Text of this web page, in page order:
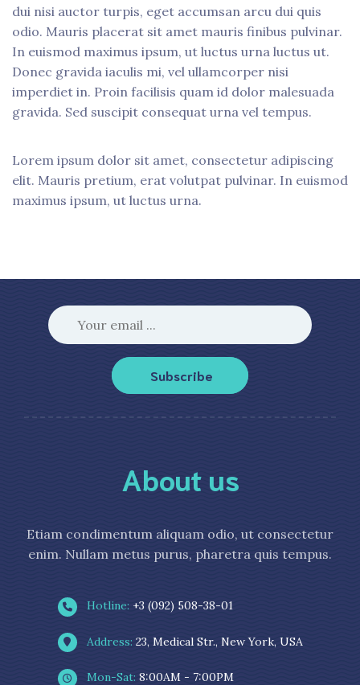
dui nisi auctor turpis, eget accumsan arcu dui quis
odio. Mauris placerat sit amet mauris finibus pulvinar.
In euismod maximus ipsum, ut luctus urna luctus ut.
Donec gravida iaculis mi, vel ullamcorper nisi
imperdiet in. Proin facilisis quam id dolor malesuada
gravida. Sed suscipit consequat urna vel tempus.
Lorem ipsum dolor sit amet, consectetur adipiscing
elit. Mauris pretium, erat volutpat pulvinar. In euismod
maximus ipsum, ut luctus urna.
Subscribe
About us
Etiam condimentum aliquam odio, ut consectetur
enim. Nullam metus purus, pharetra quis tempus.
Hotline: +3 (092) 508-38-01
Address: 23, Medical Str., New York, USA
Mon-Sat: 8:00AM - 7:00PM